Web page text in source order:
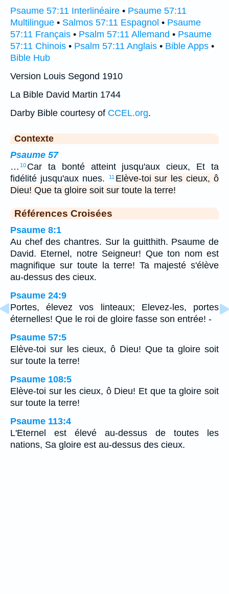
Psaume 57:11 Interlinéaire • Psaume 57:11
Multilingue • Salmos 57:11 Espagnol • Psaume
57:11 Français • Psalm 57:11 Allemand • Psaume
57:11 Chinois • Psalm 57:11 Anglais • Bible Apps •
Bible Hub
Version Louis Segond 1910
La Bible David Martin 1744
Darby Bible courtesy of CCEL.org.
Contexte
Psaume 57
… 10 Car ta bonté atteint jusqu'aux cieux, Et ta
fidélité jusqu'aux nues.
11 Elève-toi sur les cieux, ô
Dieu! Que ta gloire soit sur toute la terre!
Références Croisées
Psaume 8:1
Au chef des chantres. Sur la guitthith. Psaume de
David. Eternel, notre Seigneur! Que ton nom est
magnifique sur toute la terre! Ta majesté s'élève
au-dessus des cieux.
Psaume 24:9
Portes, élevez vos linteaux; Elevez-les, portes
éternelles! Que le roi de gloire fasse son entrée! -
Psaume 57:5
Elève-toi sur les cieux, ô Dieu! Que ta gloire soit
sur toute la terre!
Psaume 108:5
Elève-toi sur les cieux, ô Dieu! Et que ta gloire soit
sur toute la terre!
Psaume 113:4
L'Eternel est élevé au-dessus de toutes les
nations, Sa gloire est au-dessus des cieux.